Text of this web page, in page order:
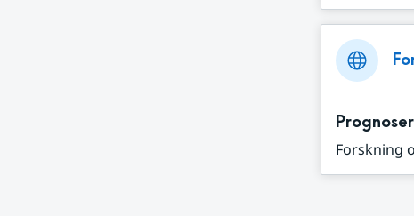
Forskning